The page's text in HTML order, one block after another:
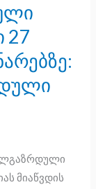
27
მიაწვდის